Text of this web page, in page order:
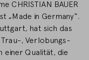
CHRISTIAN BAUER
„Made in Germany“.
hat sich das
Trau-, Verlobungs-
einer Qualität, die